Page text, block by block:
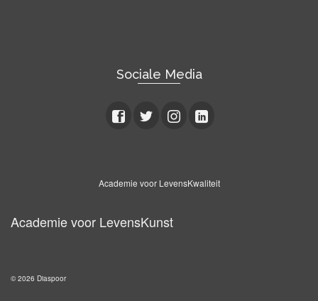
Sociale Media
Academie voor LevensKwaliteit
Academie voor LevensKunst
© 2026 Diaspoor